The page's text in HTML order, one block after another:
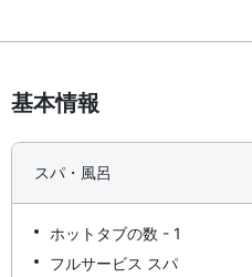
基本情報
スパ・風呂
ホットタブの数 - 1
フルサービス スパ